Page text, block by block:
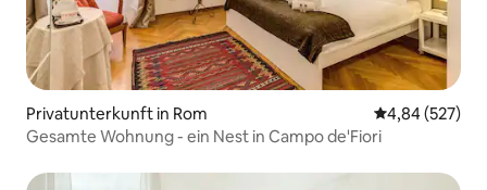
Privatunterkunft in Rom
4,84 (527)
Gesamte Wohnung - ein Nest in Campo de'Fiori